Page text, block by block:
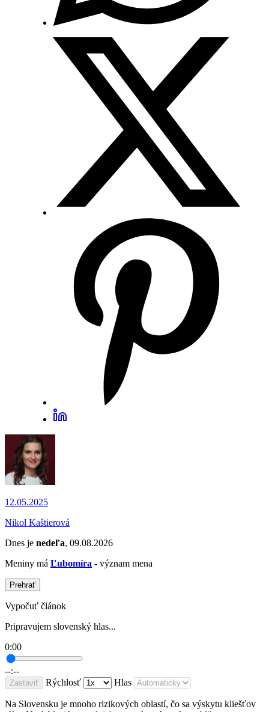
12.05.2025
Nikol Kaštierová
Dnes je nedeľa, 09.08.2026
Meniny má Ľubomíra - význam mena
Prehrať
Vypočuť článok
Pripravujem slovenský hlas...
0:00
--:--
Zastaviť Rýchlosť Hlas
Na Slovensku je mnoho rizikových oblastí, čo sa výskytu kliešťov